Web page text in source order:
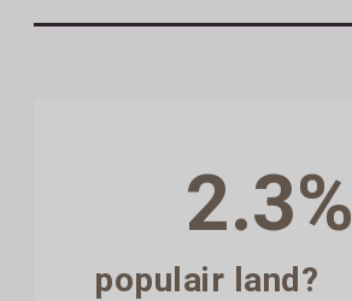
2.3%
populair land?